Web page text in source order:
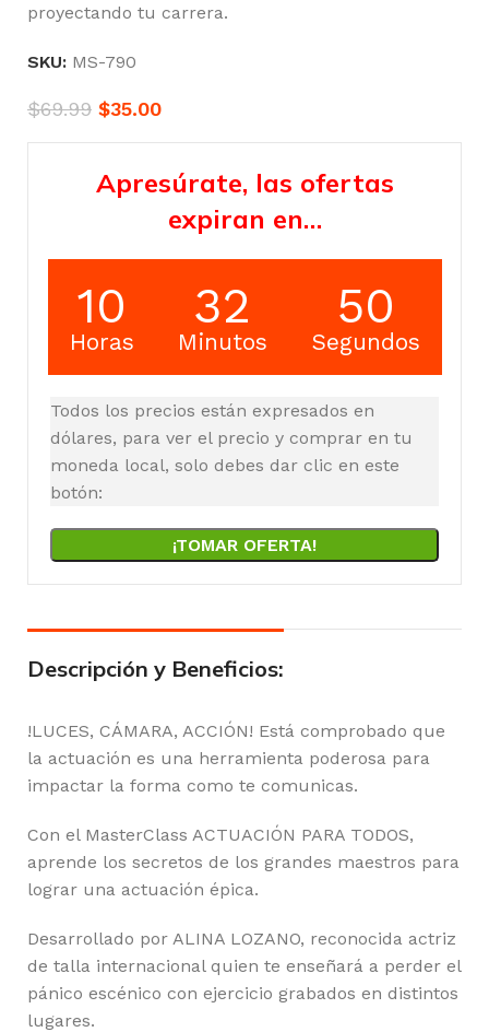
proyectando tu carrera.
SKU: MS-790
$69.99 $35.00
Apresúrate, las ofertas
expiran en…
10
Horas
32
Minutos
49
Segundos
Todos los precios están expresados en
dólares, para ver el precio y comprar en tu
moneda local, solo debes dar clic en este
botón:
¡TOMAR OFERTA!
Descripción y Beneficios:
!LUCES, CÁMARA, ACCIÓN! Está comprobado que
la actuación es una herramienta poderosa para
impactar la forma como te comunicas.
Con el MasterClass ACTUACIÓN PARA TODOS,
aprende los secretos de los grandes maestros para
lograr una actuación épica.
Desarrollado por ALINA LOZANO, reconocida actriz
de talla internacional quien te enseñará a perder el
pánico escénico con ejercicio grabados en distintos
lugares.